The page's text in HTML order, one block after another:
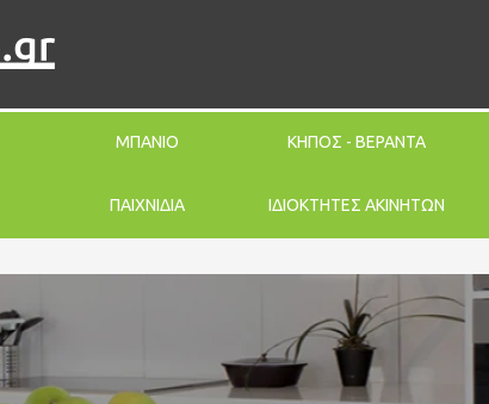
ΜΠΑΝΙΟ ΚΗΠΟΣ - ΒΕΡΑΝΤΑ
ΠΑΙΧΝΙΔΙΑ ΙΔΙΟΚΤΗΤΕΣ ΑΚΙΝΗΤΩΝ